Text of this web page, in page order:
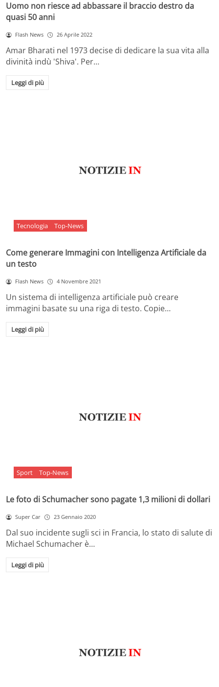
Uomo non riesce ad abbassare il braccio destro da
quasi 50 anni
Flash News 26 Aprile 2022
Amar Bharati nel 1973 decise di dedicare la sua vita alla
divinità indù 'Shiva'. Per…
Leggi di più
Tecnologia Top-News
Come generare Immagini con Intelligenza Artificiale da
un testo
Flash News 4 Novembre 2021
Un sistema di intelligenza artificiale può creare
immagini basate su una riga di testo. Copie…
Leggi di più
Sport Top-News
Le foto di Schumacher sono pagate 1,3 milioni di dollari
Super Car 23 Gennaio 2020
Dal suo incidente sugli sci in Francia, lo stato di salute di
Michael Schumacher è…
Leggi di più